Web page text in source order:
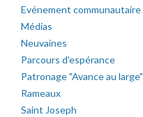
Evénement communautaire
Médias
Neuvaines
Parcours d'espérance
Patronage "Avance au large"
Rameaux
Saint Joseph